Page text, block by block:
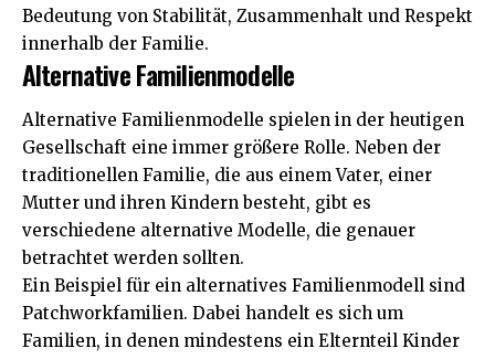
Bedeutung von Stabilität, Zusammenhalt und Respekt
innerhalb der Familie.
Alternative Familienmodelle
Alternative Familienmodelle spielen in der heutigen
Gesellschaft eine immer größere Rolle. Neben der
traditionellen Familie, die aus einem Vater, einer
Mutter und ihren Kindern besteht, gibt es
verschiedene alternative Modelle, die genauer
betrachtet werden sollten.
Ein Beispiel für ein alternatives Familienmodell sind
Patchworkfamilien. Dabei handelt es sich um
Familien, in denen mindestens ein Elternteil Kinder